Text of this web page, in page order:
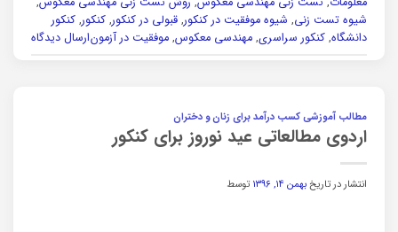
شیوه تست زنی, شیوه موفقیت در کنکور, قبولی در کنکور, کنکور, کنکور
دانشگاه, کنکور سراسری, مهندسی معکوس, موفقیت در آزمونارسال دیدگاه
مطالب آموزشی کسب درآمد برای زنان و دختران
اردوی مطالعاتی عید نوروز برای کنکور
انتشار در تاریخبهمن ۱۴, ۱۳۹۶ توسط